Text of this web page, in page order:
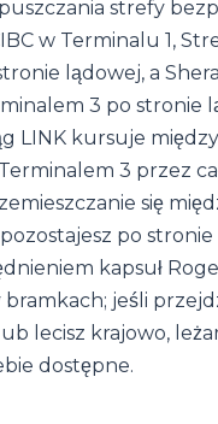
strefy
w Terminalu 1,
lądowej, a
3 po stronie
LINK kursuje między
3 przez
się
pozostajesz po
kapsuł
jeśli
lecisz krajowo,
dostępne.